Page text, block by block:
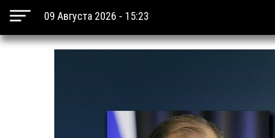
09 Августа 2026 - 15:23